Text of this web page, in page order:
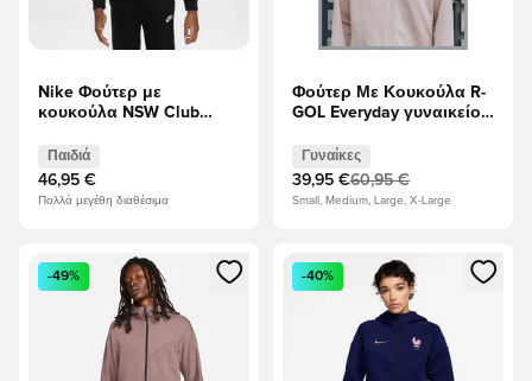
Nike Φούτερ με
κουκούλα NSW Club
Παιδιά
Παιδιά
46,95 €
Πολλά μεγέθη διαθέσιμα
Φούτερ Με Κουκούλα R-
GOL Everyday γυναικείο -
Γυναίκες
39,95 €60,95 €
Small, Medium, Large, X-Large
Ανοίγει ένα Modal για να συνδεθείτε ή να εγγραφείτε ως
-49%
Ανοίγει ένα Modal για να
-40%